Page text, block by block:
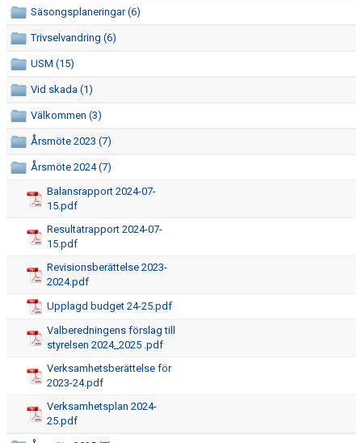
LAGKASSOR
FOTOGRAFERING
SPONSRING
HALLAR
SEKRETARIATSUTBILDNING
ÅRSHJUL
DOKUMENT
HAGA-SHOPPEN
BILDGALLERI
Säsongsplaneringar (6)
Trivselvandring (6)
USM (15)
Vid skada (1)
Välkommen (3)
Årsmöte 2023 (7)
Årsmöte 2024 (7)
Balansrapport 2024-07-
15.pdf
Resultatrapport 2024-07-
15.pdf
Revisionsberättelse 2023-
2024.pdf
Upplagd budget 24-25.pdf
Valberedningens förslag till
styrelsen 2024_2025 .pdf
Verksamhetsberättelse för
2023-24.pdf
Verksamhetsplan 2024-
25.pdf